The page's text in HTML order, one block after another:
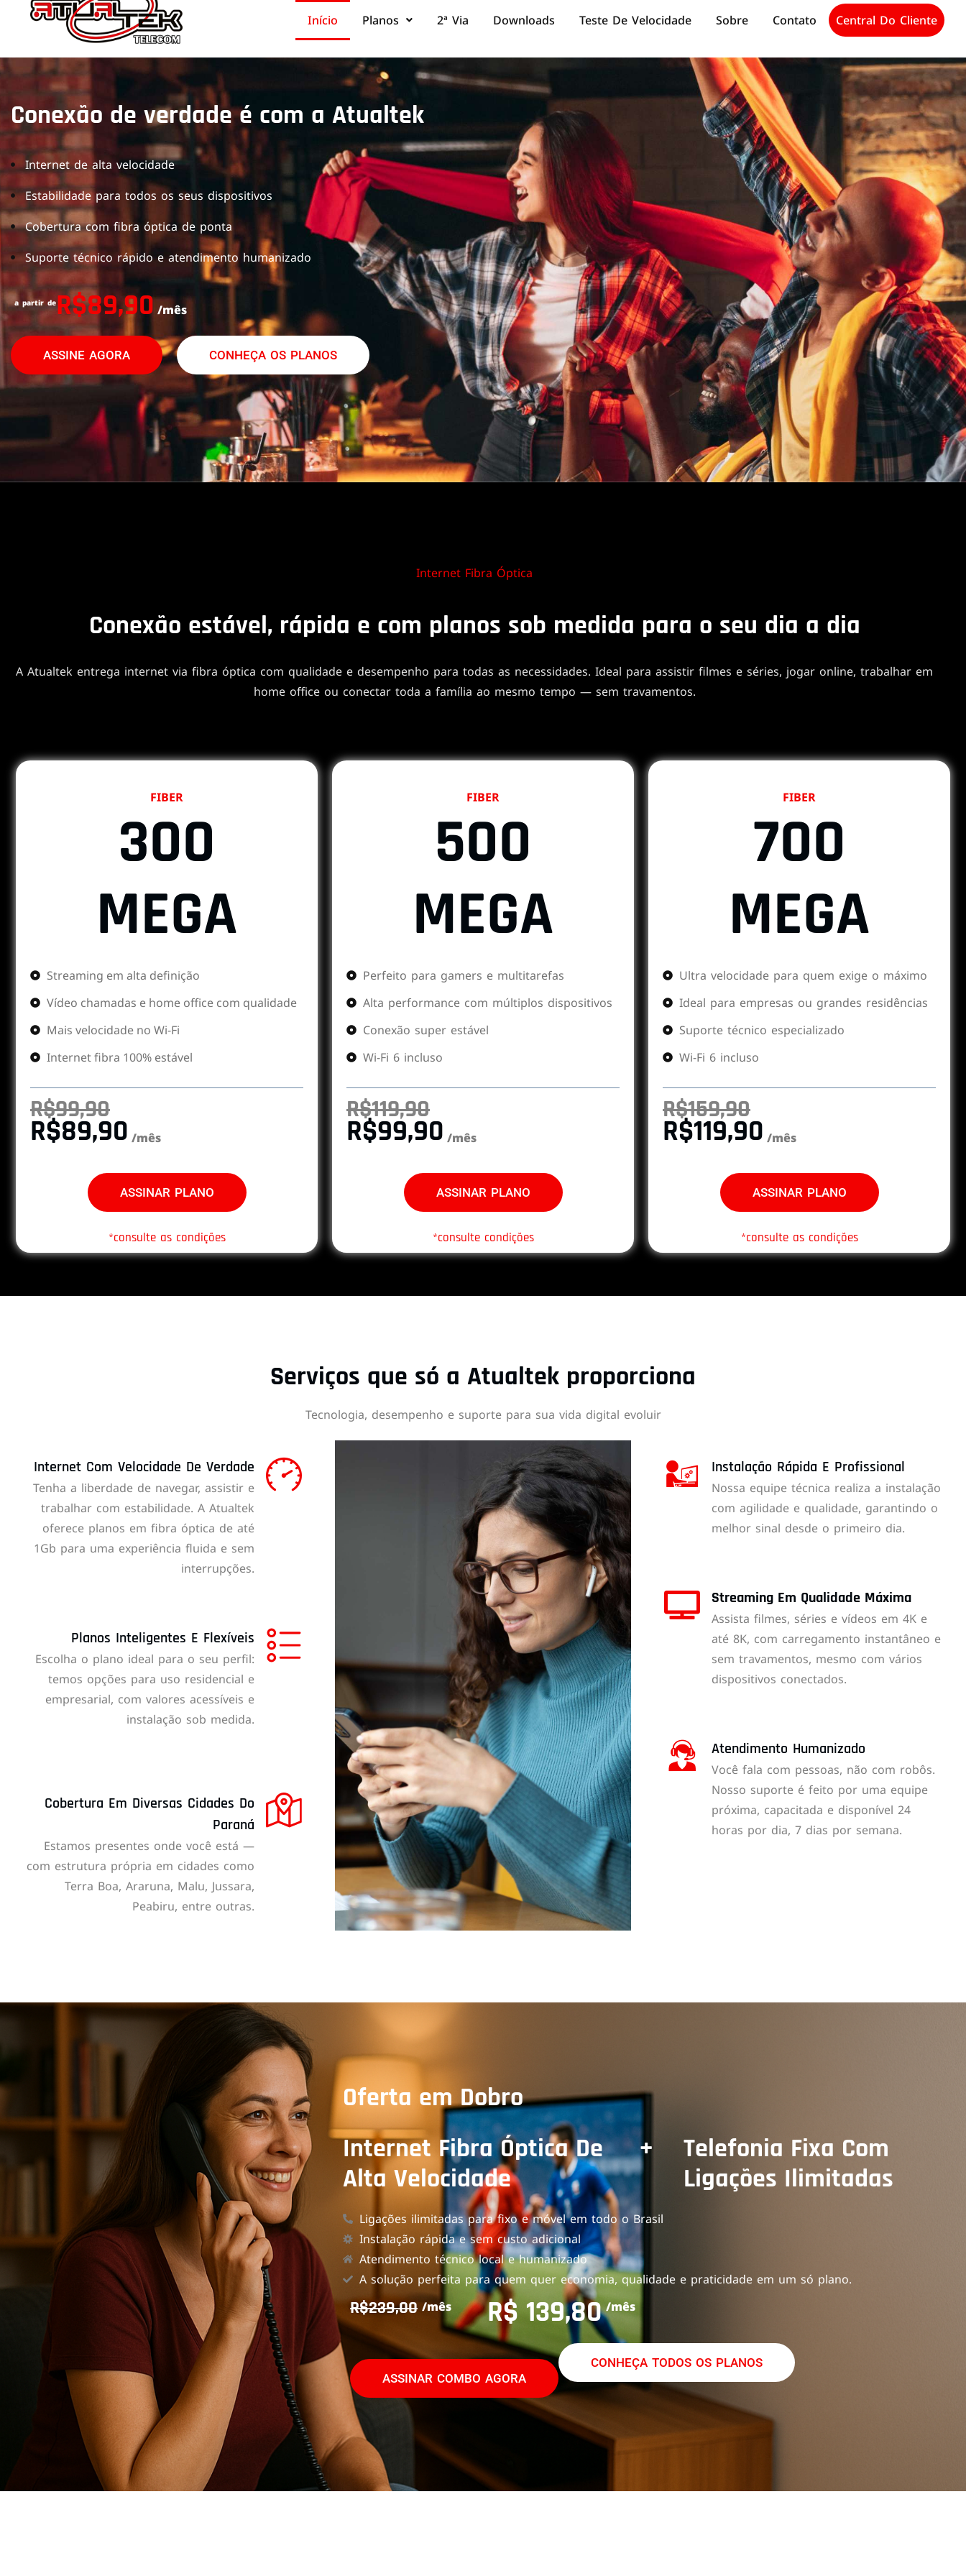
Início Planos 2ª Via Downloads Teste De Velocidade Sobre Contato Central Do Cliente
Conexão de verdade é com a Atualtek
Internet de alta velocidade
Estabilidade para todos os seus dispositivos
Cobertura com fibra óptica de ponta
Suporte técnico rápido e atendimento humanizado
a partir deR$89,90 /mês
ASSINE AGORA CONHEÇA OS PLANOS
Internet Fibra Óptica
Conexão estável, rápida e com planos sob medida para o seu dia a dia
A Atualtek entrega internet via fibra óptica com qualidade e desempenho para todas as necessidades. Ideal para assistir filmes e séries, jogar online, trabalhar em
home office ou conectar toda a família ao mesmo tempo — sem travamentos.
FIBER
300
MEGA
Streaming em alta definição
Vídeo chamadas e home office com qualidade
Mais velocidade no Wi-Fi
Internet fibra 100% estável
R$99,90
R$89,90 /mês
ASSINAR PLANO
*consulte as condições
FIBER
500
MEGA
Perfeito para gamers e multitarefas
Alta performance com múltiplos dispositivos
Conexão super estável
Wi-Fi 6 incluso
R$119,90
R$99,90 /mês
ASSINAR PLANO
*consulte condições
FIBER
700
MEGA
Ultra velocidade para quem exige o máximo
Ideal para empresas ou grandes residências
Suporte técnico especializado
Wi-Fi 6 incluso
R$159,90
R$119,90 /mês
ASSINAR PLANO
*consulte as condições
Serviços que só a Atualtek proporciona
Tecnologia, desempenho e suporte para sua vida digital evoluir
Internet Com Velocidade De Verdade
Tenha a liberdade de navegar, assistir e
trabalhar com estabilidade. A Atualtek
oferece planos em fibra óptica de até
1Gb para uma experiência fluida e sem
interrupções.
Planos Inteligentes E Flexíveis
Escolha o plano ideal para o seu perfil:
temos opções para uso residencial e
empresarial, com valores acessíveis e
instalação sob medida.
Cobertura Em Diversas Cidades Do
Paraná
Estamos presentes onde você está —
com estrutura própria em cidades como
Terra Boa, Araruna, Malu, Jussara,
Peabiru, entre outras.
Instalação Rápida E Profissional
Nossa equipe técnica realiza a instalação
com agilidade e qualidade, garantindo o
melhor sinal desde o primeiro dia.
Streaming Em Qualidade Máxima
Assista filmes, séries e vídeos em 4K e
até 8K, com carregamento instantâneo e
sem travamentos, mesmo com vários
dispositivos conectados.
Atendimento Humanizado
Você fala com pessoas, não com robôs.
Nosso suporte é feito por uma equipe
próxima, capacitada e disponível 24
horas por dia, 7 dias por semana.
Oferta em Dobro
Internet Fibra Óptica De
Alta Velocidade
+
Telefonia Fixa Com
Ligações Ilimitadas
Ligações ilimitadas para fixo e móvel em todo o Brasil
Instalação rápida e sem custo adicional
Atendimento técnico local e humanizado
A solução perfeita para quem quer economia, qualidade e praticidade em um só plano.
R$239,00 /mês R$ 139,80 /mês
ASSINAR COMBO AGORA
CONHEÇA TODOS OS PLANOS